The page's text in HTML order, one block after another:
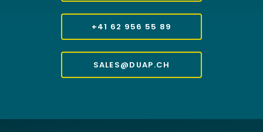
+41 62 956 55 89
SALES@DUAP.CH